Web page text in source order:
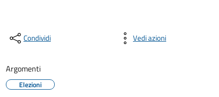
Condividi Vedi azioni
Argomenti
Elezioni